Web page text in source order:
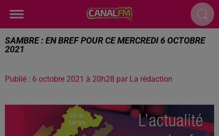
SAMBRE : EN BREF POUR CE MERCREDI 6 OCTOBRE
2021
Publié : 6 octobre 2021 à 20h28 par La rédaction